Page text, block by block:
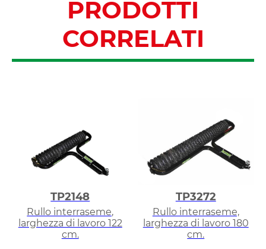
PRODOTTI
CORRELATI
TP2148
Rullo interraseme,
larghezza di lavoro 122
cm.
TP3272
Rullo interraseme,
larghezza di lavoro 180
cm.